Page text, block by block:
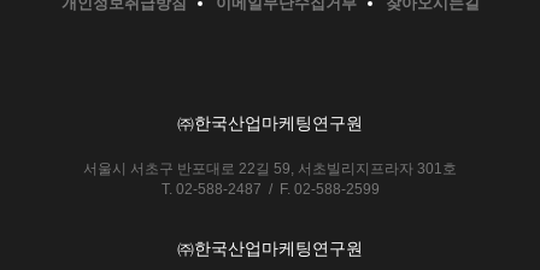
㈜한국산업마케팅연구원
서울시 서초구 반포대로 22길 59, 서초빌리지프라자 301호
T. 02-588-2487 / F. 02-588-2599
㈜한국산업마케팅연구원